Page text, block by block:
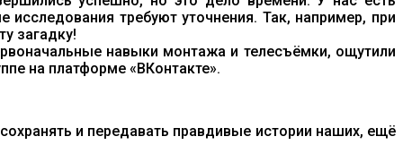
требуют уточнения. Так, например, при
загадку!
навыки монтажа и телесъёмки, ощутили
на платформе «ВКонтакте».
и передавать правдивые истории наших, ещё